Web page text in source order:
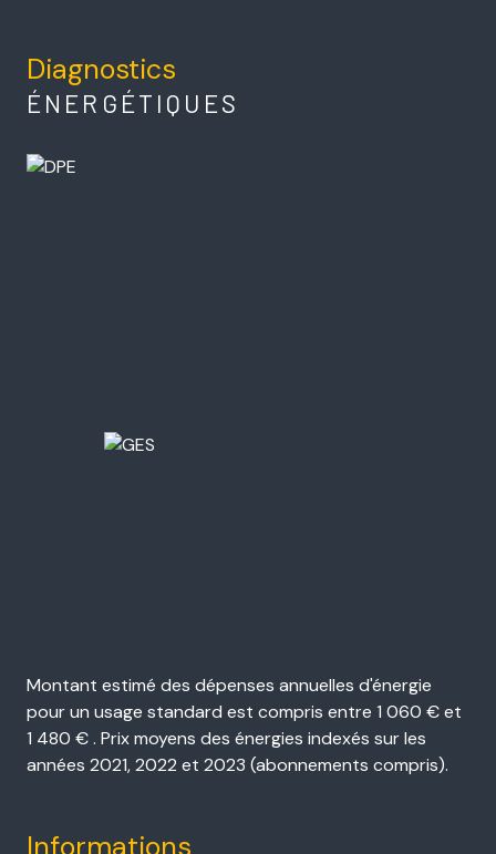
Diagnostics
ÉNERGÉTIQUES
Montant estimé des dépenses annuelles d'énergie
pour un usage standard est compris entre 1 060 € et
1 480 € . Prix moyens des énergies indexés sur les
années 2021, 2022 et 2023 (abonnements compris).